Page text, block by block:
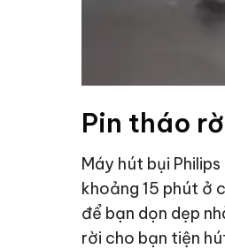
Pin tháo
Máy hút bụi
khoảng 15 phút ở
để bạn dọn dẹp
rời cho bạn tiện